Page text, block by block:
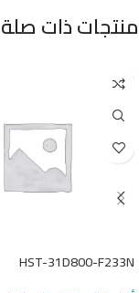
منتجات ذات صلة
HST-31D800-F233N